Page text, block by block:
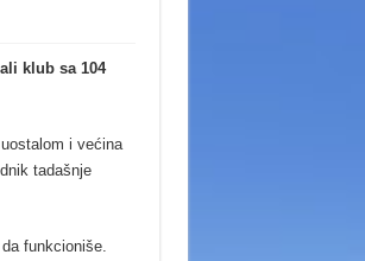
klub sa 104
i većina
tadašnje
funkcioniše.